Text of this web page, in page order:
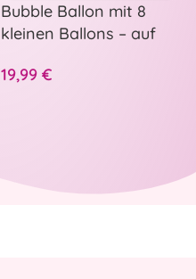
Bubble Ballon mit 8
kleinen Ballons – auf
19,99 €